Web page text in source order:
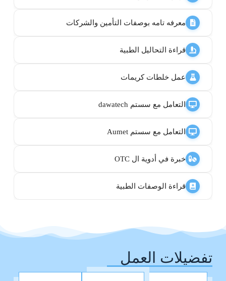
معرفه تامه بوصفات التأمين والشركات
قراءة التحاليل الطبية
عمل خلطات كريمات
التعامل مع سستم dawatech
التعامل مع سستم Aumet
خبرة في أدوية ال OTC
قراءة الوصفات الطبية
تفضيلات العمل